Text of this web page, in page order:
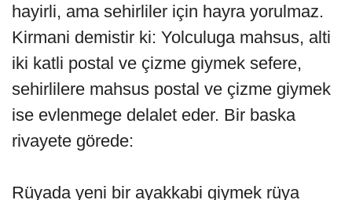
hayirli, ama sehirliler için hayra yorulmaz.
Kirmani demistir ki: Yolculuga mahsus, alti
iki katli postal ve çizme giymek sefere,
sehirlilere mahsus postal ve çizme giymek
ise evlenmege delalet eder. Bir baska
rivayete görede:
Rüyada yeni bir ayakkabi giymek rüya